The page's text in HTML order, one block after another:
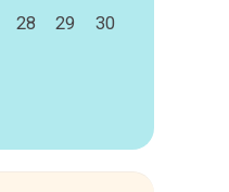
28 29
30